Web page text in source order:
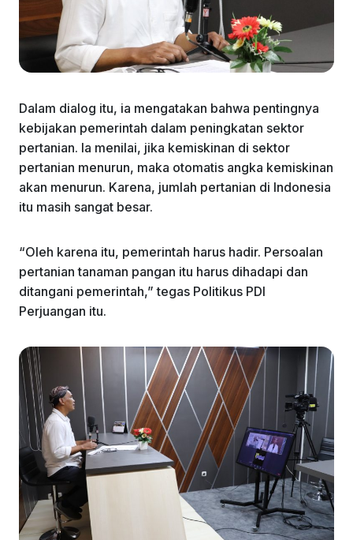
Dalam dialog itu, ia mengatakan bahwa pentingnya
kebijakan pemerintah dalam peningkatan sektor
pertanian. Ia menilai, jika kemiskinan di sektor
pertanian menurun, maka otomatis angka kemiskinan
akan menurun. Karena, jumlah pertanian di Indonesia
itu masih sangat besar.
“Oleh karena itu, pemerintah harus hadir. Persoalan
pertanian tanaman pangan itu harus dihadapi dan
ditangani pemerintah,” tegas Politikus PDI
Perjuangan itu.